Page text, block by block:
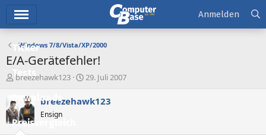
Ticker
Tests
Downloads
Preisvergleich
Anmelden
Windows 7/8/Vista/XP/2000
E/A-Gerätefehler!
E
t
e
breezehawk123
E
s
29. Juli 2007
breezehawk123
Ensign